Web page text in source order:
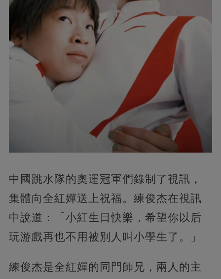
中國跳水隊的奧運冠軍們錄制了視訊，
集體向全紅嬋送上祝福。練俊杰在視訊
中說道：「小紅生日快樂，希望你以后
玩游戲再也不用被別人叫小學生了。」
練俊杰是全紅嬋的同門師兄，兩人的主